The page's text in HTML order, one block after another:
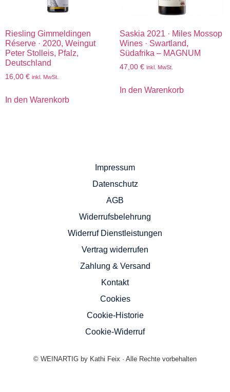
Riesling Gimmeldingen
Réserve · 2020, Weingut
Peter Stolleis, Pfalz,
Deutschland
16,00 € inkl. MwSt.
In den Warenkorb
Saskia 2021 · Miles Mossop
Wines · Swartland,
Südafrika – MAGNUM
47,00 € inkl. MwSt.
In den Warenkorb
Impressum
Datenschutz
AGB
Widerrufsbelehrung
Widerruf Dienstleistungen
Vertrag widerrufen
Zahlung & Versand
Kontakt
Cookies
Cookie-Historie
Cookie-Widerruf